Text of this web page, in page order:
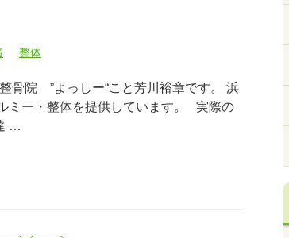
整体
骨院 ”よっしー“こと芳川裕章です。 浜
ミー・整体を提供しています。 実際の
…